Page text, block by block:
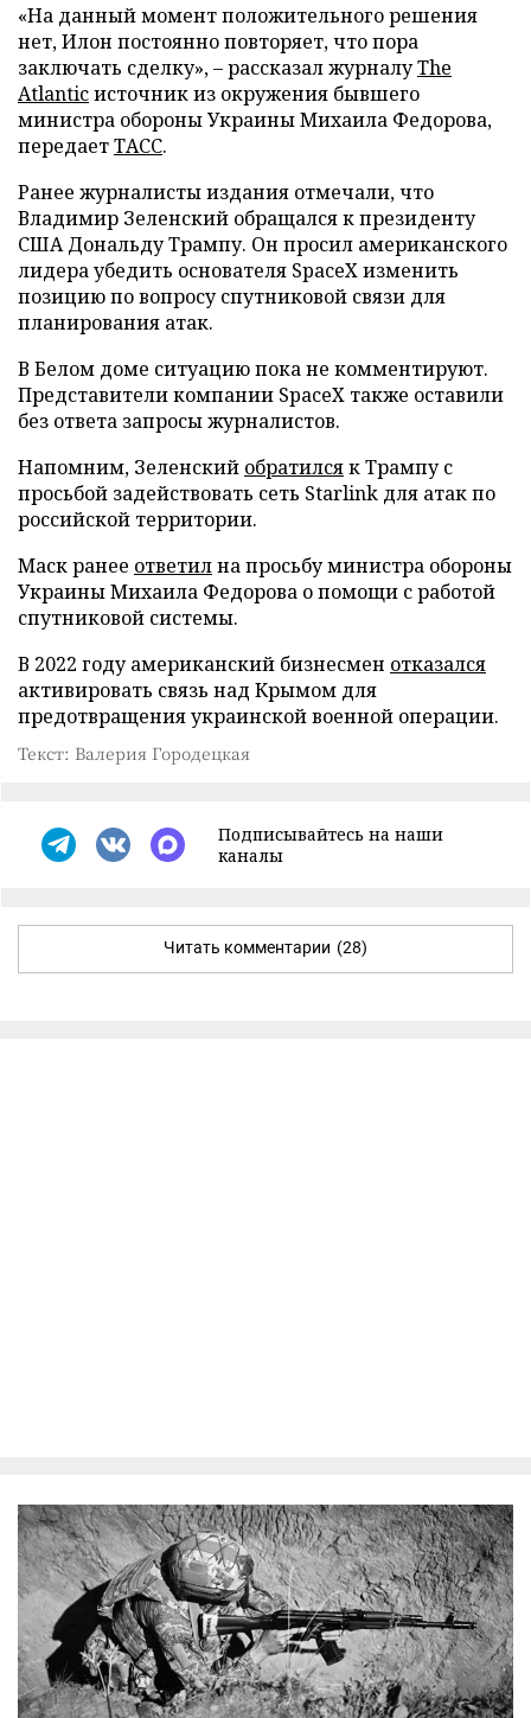
«На данный момент положительного решения
нет, Илон постоянно повторяет, что пора
заключать сделку», – рассказал журналуThe
Atlanticисточник из окружения бывшего
министра обороны Украины Михаила Федорова,
передаетТАСС.
Ранее журналисты издания отмечали, что
Владимир Зеленский обращался к президенту
США Дональду Трампу. Он просил американского
лидера убедить основателя SpaceX изменить
позицию по вопросу спутниковой связи для
планирования атак.
В Белом доме ситуацию пока не комментируют.
Представители компании SpaceX также оставили
без ответа запросы журналистов.
Напомним, Зеленский обратилсяк Трампу с
просьбой задействовать сеть Starlink для атак по
российской территории.
Маск ранее ответилна просьбу министра обороны
Украины Михаила Федорова о помощи с работой
спутниковой системы.
В 2022 году американский бизнесмен отказался
активировать связь над Крымом для
предотвращения украинской военной операции.
Текст: Валерия Городецкая
Подписывайтесь на наши
каналы
Читать комментарии (28)